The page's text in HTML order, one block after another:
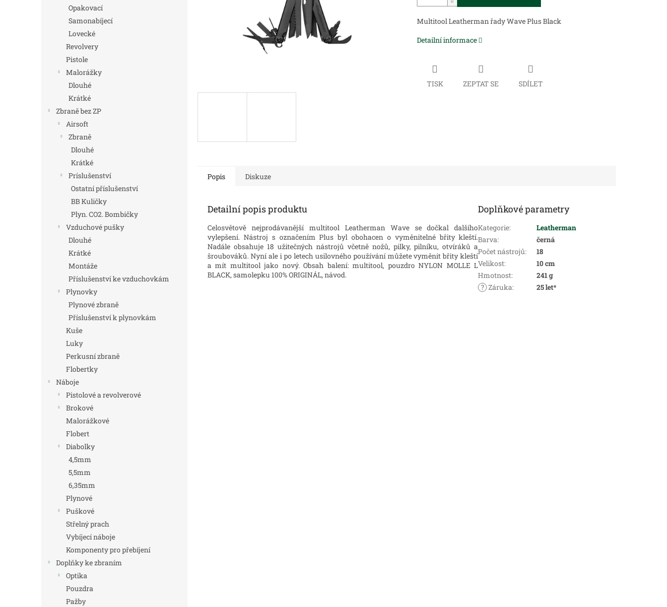
Opakovací
Samonabíjecí
Lovecké
Revolvery
Pistole
Malorážky
Dlouhé
Krátké
Zbraně bez ZP
Airsoft
Zbraně
Dlouhé
Krátké
Príslušenství
Ostatní příslušenství
BB Kuličky
Plyn. CO2. Bombičky
Vzduchové pušky
Dlouhé
Krátké
Montáže
Příslušenství ke vzduchovkám
Plynovky
Plynové zbraně
Příslušenství k plynovkám
Kuše
Luky
Perkusní zbraně
Flobertky
Náboje
Pistolové a revolverové
Brokové
Malorážkové
Flobert
Diabolky
4,5mm
5,5mm
6,35mm
Plynové
Puškové
Střelný prach
Vybíjecí náboje
Komponenty pro přebíjení
Doplňky ke zbraním
Optika
Pouzdra
Pažby
Multitool Leatherman řady Wave Plus Black
Detailní informace
TISK ZEPTAT SE SDÍLET
Popis Diskuze
Detailní popis produktu
Celosvětově nejprodávanější multitool Leatherman Wave se dočkal dalšího
vylepšení. Nástroj s označením Plus byl obohacen o vyměnitelné břity kleští.
Nadále obsahuje 18 užitečných nástrojů včetně nožů, pilky, pilníku, otvíráků a
šroubováků. Nyní ale i po letech usilovného používání můžete vyměnit břity kleští
a mít multitool jako nový. Obsah balení: multitool, pouzdro NYLON MOLLE L
BLACK, samolepku 100% ORIGINÁL, návod.
Doplňkové parametry
Kategorie:
Leatherman
Barva:
černá
Počet nástrojů:
18
Velikost:
10 cm
Hmotnost:
241 g
? Záruka: 25 let*